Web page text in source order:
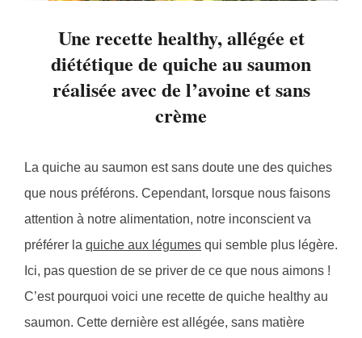
Une recette healthy, allégée et
diététique de quiche au saumon
réalisée avec de l’avoine et sans
crème
La quiche au saumon est sans doute une des quiches
que nous préférons. Cependant, lorsque nous faisons
attention à notre alimentation, notre inconscient va
préférer la quiche aux légumes qui semble plus légère.
Ici, pas question de se priver de ce que nous aimons !
C’est pourquoi voici une recette de quiche healthy au
saumon. Cette dernière est allégée, sans matière